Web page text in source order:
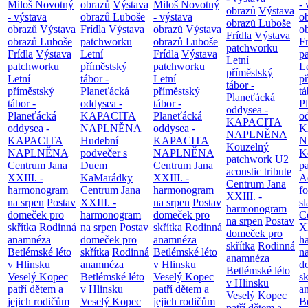
Miloš Novotný
- výstava
obrazů Výstava
obrazů Luboše
Frídla Výstava
patchworku
Letní
příměstský
tábor -
Planeťácká
oddysea -
KAPACITA
NAPLNĚNA
Centrum Jana
XXIII. -
harmonogram
na srpen Postav
domeček pro
skřítka Rodinná
anamnéza
Betlémské léto
v Hlinsku
Veselý Kopec
patří dětem a
jejich rodičům
obrazů Výstava
obrazů Luboše
Frídla Výstava
patchworku
Letní
příměstský
tábor -
Planeťácká
oddysea -
KAPACITA
NAPLNĚNA
Hudební
podvečer s
Duem
KaMarádky
Centrum Jana
XXIII. -
harmonogram
na srpen Postav
domeček pro
skřítka Rodinná
anamnéza
Betlémské léto
v Hlinsku
Veselý Kopec
Miloš Novotný
- výstava
obrazů Výstava
obrazů Luboše
Frídla Výstava
patchworku
Letní
příměstský
tábor -
Planeťácká
oddysea -
KAPACITA
NAPLNĚNA
Centrum Jana
XXIII. -
harmonogram
na srpen Postav
domeček pro
skřítka Rodinná
anamnéza
Betlémské léto
v Hlinsku
Veselý Kopec
patří dětem a
jejich rodičům
obrazů Výstava
obrazů Luboše
Frídla Výstava
patchworku
Letní
příměstský
tábor -
Planeťácká
oddysea -
KAPACITA
NAPLNĚNA
Kouzelný
patchwork U2
acoustic tribute
Centrum Jana
XXIII. -
harmonogram
na srpen Postav
domeček pro
skřítka Rodinná
anamnéza
Betlémské léto
v Hlinsku
Veselý Kopec
-